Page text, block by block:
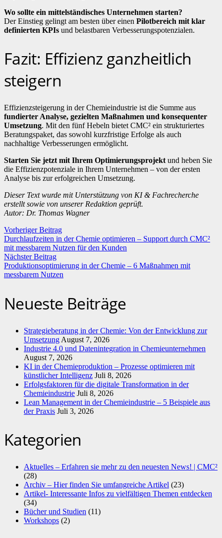
Wo sollte ein mittelständisches Unternehmen starten?
Der Einstieg gelingt am besten über einen Pilotbereich mit klar
definierten KPIs und belastbaren Verbesserungspotenzialen.
Fazit: Effizienz ganzheitlich
steigern
Effizienzsteigerung in der Chemieindustrie ist die Summe aus
fundierter Analyse, gezielten Maßnahmen und konsequenter
Umsetzung. Mit den fünf Hebeln bietet CMC² ein strukturiertes
Beratungspaket, das sowohl kurzfristige Erfolge als auch
nachhaltige Verbesserungen ermöglicht.
Starten Sie jetzt mit Ihrem Optimierungsprojekt und heben Sie
die Effizienzpotenziale in Ihrem Unternehmen – von der ersten
Analyse bis zur erfolgreichen Umsetzung.
Dieser Text wurde mit Unterstützung von KI & Fachrecherche
erstellt sowie von unserer Redaktion geprüft.
Autor: Dr. Thomas Wagner
Vorheriger Beitrag
Durchlaufzeiten in der Chemie optimieren – Support durch CMC²
mit messbarem Nutzen für den Kunden
Nächster Beitrag
Produktionsoptimierung in der Chemie – 6 Maßnahmen mit
messbarem Nutzen
Neueste Beiträge
Strategieberatung in der Chemie: Von der Entwicklung zur
Umsetzung August 7, 2026
Industrie 4.0 und Datenintegration in Chemieunternehmen
August 7, 2026
KI in der Chemieproduktion – Prozesse optimieren mit
künstlicher Intelligenz Juli 8, 2026
Erfolgsfaktoren für die digitale Transformation in der
Chemieindustrie Juli 8, 2026
Lean Management in der Chemieindustrie – 5 Beispiele aus
der Praxis Juli 3, 2026
Kategorien
Aktuelles – Erfahren sie mehr zu den neuesten News! | CMC²
(28)
Archiv – Hier finden Sie umfangreiche Artikel (23)
Artikel- Interessante Infos zu vielfältigen Themen entdecken
(34)
Bücher und Studien (11)
Workshops (2)